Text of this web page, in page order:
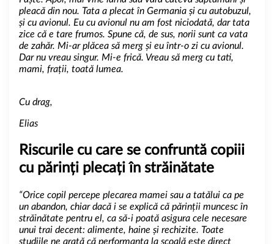
pleacă din nou. Tata a plecat în Germania și cu autobuzul,
și cu avionul. Eu cu avionul nu am fost niciodată, dar tata
zice că e tare frumos. Spune că, de sus, norii sunt ca vata
de zahăr. Mi-ar plăcea să merg și eu într-o zi cu avionul.
Dar nu vreau singur. Mi-e frică. Vreau să merg cu tati,
mami, frații, toată lumea.
Cu drag,
Elias
Riscurile cu care se confruntă copiii
cu părinți plecați în străinătate
“Orice copil percepe plecarea mamei sau a tatălui ca pe
un abandon, chiar dacă i se explică că părinții muncesc în
străinătate pentru el, ca să-i poată asigura cele necesare
unui trai decent: alimente, haine și rechizite. Toate
studiile ne arată că performanța la școală este direct